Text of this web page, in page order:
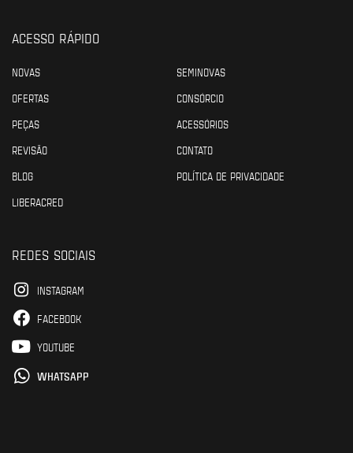
ACESSO RÁPIDO
NOVAS
SEMINOVAS
OFERTAS
CONSÓRCIO
PEÇAS
ACESSÓRIOS
REVISÃO
CONTATO
BLOG
POLÍTICA DE PRIVACIDADE
LIBERACRED
REDES SOCIAIS
INSTAGRAM
FACEBOOK
YOUTUBE
WHATSAPP